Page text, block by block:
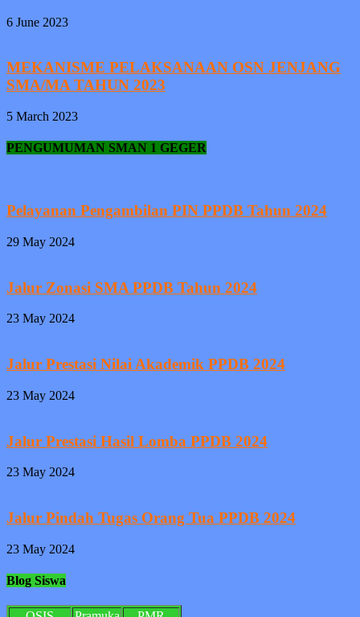
6 June 2023
MEKANISME PELAKSANAAN OSN JENJANG
SMA/MA TAHUN 2023
5 March 2023
PENGUMUMAN SMAN 1 GEGER
Pelayanan Pengambilan PIN PPDB Tahun 2024
29 May 2024
Jalur Zonasi SMA PPDB Tahun 2024
23 May 2024
Jalur Prestasi Nilai Akademik PPDB 2024
23 May 2024
Jalur Prestasi Hasil Lomba PPDB 2024
23 May 2024
Jalur Pindah Tugas Orang Tua PPDB 2024
23 May 2024
Blog Siswa